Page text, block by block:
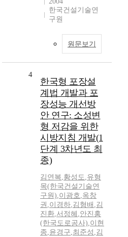
한국건설기술연
구원
원문보기
4
한국형 포장설
계법 개발과 포
장성능 개선방
안 연구: 소성변
형 저감을 위한
시방지침 개발(1
단계 3차년도 최
종)
김연복,황성도,유형
목(한국건설기술연
구원),이광호,옥창
권 ,이경하,김형배 ,김
진환,서정혜 ,안진홍
(한국도로공사),이현
종,윤경구,최준성 ,김